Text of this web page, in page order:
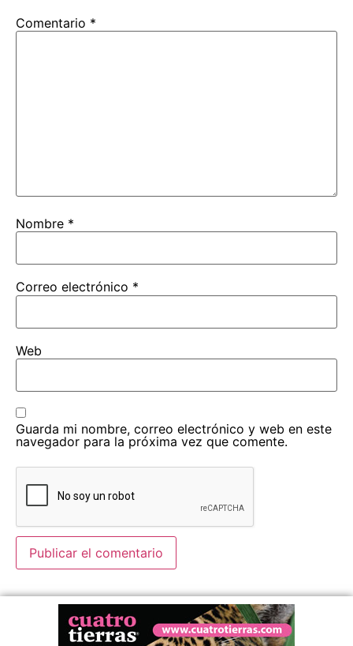
Comentario *
Nombre *
Correo electrónico *
Web
Guarda mi nombre, correo electrónico y web en este
navegador para la próxima vez que comente.